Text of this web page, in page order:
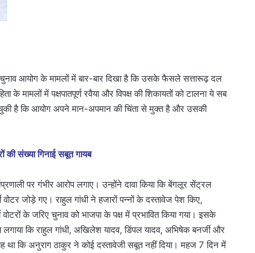
आयोग के मामलों में बार-बार दिखा है कि उसके फैसले सत्तारूढ़ दल
में पक्षपातपूर्ण रवैया और विपक्ष की शिकायतों को टालना ये सब
है कि आयोग अपने मान-अपमान की चिंता से मुक्त है और उसकी
की संख्या गिनाई सबूत गायब
पर गंभीर आरोप लगाए। उन्होंने दावा किया कि बेंगलूर सेंट्रल
जोड़े गए। राहुल गांधी ने हजारों पन्नों के दस्तावेज पेश किए,
के जरिए चुनाव को भाजपा के पक्ष में प्रभावित किया गया। इसके
कि राहुल गांधी, अखिलेश यादव, डिंपल यादव, अभिषेक बनर्जी और
कि अनुराग ठाकुर ने कोई दस्तावेजी सबूत नहीं दिया। महज 7 दिन में